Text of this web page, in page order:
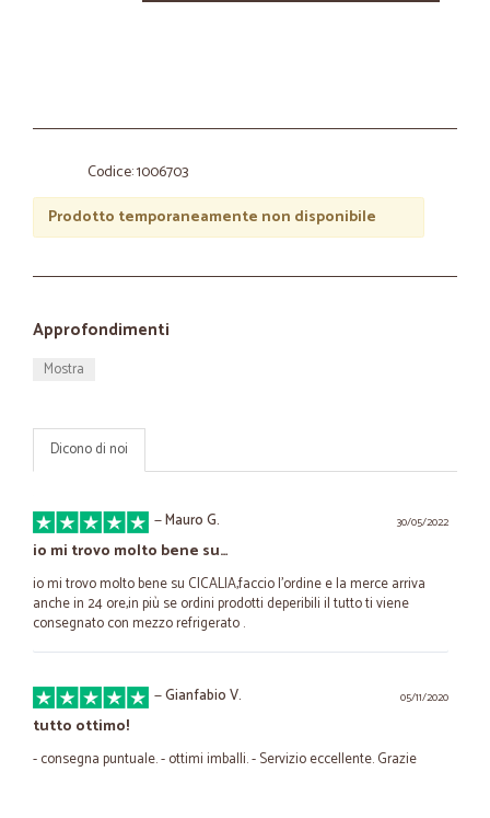
Codice: 1006703
Prodotto temporaneamente non disponibile
Approfondimenti
Mostra
Dicono di noi
30/05/2022
—Mauro G.
io mi trovo molto bene su…
io mi trovo molto bene su CICALIA,faccio l'ordine e la merce arriva
anche in 24 ore,in più se ordini prodotti deperibili il tutto ti viene
consegnato con mezzo refrigerato .
05/11/2020
—Gianfabio V.
tutto ottimo!
- consegna puntuale. - ottimi imballi. - Servizio eccellente. Grazie